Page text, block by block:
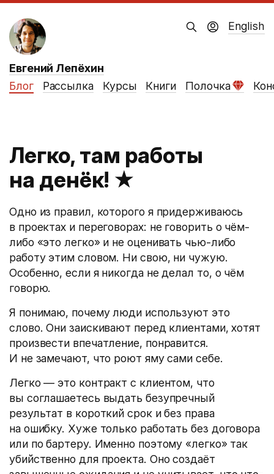
Евгений Лепёхин
Блог
Рассылка Курсы Книги Полочка
English
Легко, там работы
на денёк! ★
Одно из правил, которого я придерживаюсь
в проектах и переговорах: не говорить о чём-
либо «это легко» и не оценивать чью-либо
работу этим словом. Ни свою, ни чужую.
Особенно, если я никогда не делал то, о чём
говорю.
Я понимаю, почему люди используют это
слово. Они заискивают перед клиентами, хотят
произвести впечатление, понравится.
И не замечают, что роют яму сами себе.
Легко — это контракт с клиентом, что
вы соглашаетесь выдать безупречный
результат в короткий срок и без права
на ошибку. Хуже только работать без договора
или по бартеру. Именно поэтому «легко» так
убийственно для проекта. Оно создаёт